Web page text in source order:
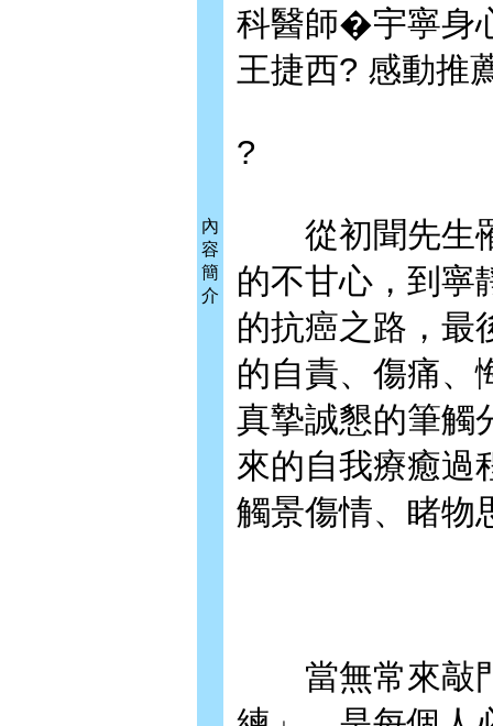
內
容
簡
介
科醫師�宇寧身
王捷西? 感動推
?
從初聞先生罹
的不甘心，到寧
的抗癌之路，最
的自責、傷痛、
真摯誠懇的筆觸
來的自我療癒過
觸景傷情、睹物
當無常來敲門